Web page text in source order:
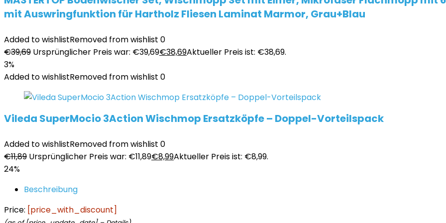
mit Auswringfunktion für Hartholz Fliesen Laminat Marmor, Grau+Blau
Added to wishlistRemoved from wishlist 0
€39,69 Ursprünglicher Preis war: €39,69€38,69Aktueller Preis ist: €38,69.
3%
Added to wishlistRemoved from wishlist 0
Vileda SuperMocio 3Action Wischmop Ersatzköpfe – Doppel-Vorteilspack
Added to wishlistRemoved from wishlist 0
€11,89 Ursprünglicher Preis war: €11,89€8,99Aktueller Preis ist: €8,99.
24%
Beschreibung
Price: [price_with_discount]